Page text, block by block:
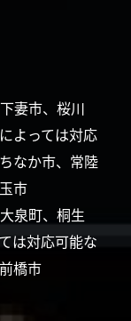
妻市、桜川
よっては対応
なか市、常陸
市
泉町、桐生
は対応可能な
橋市